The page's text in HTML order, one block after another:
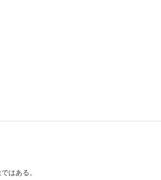
はある。